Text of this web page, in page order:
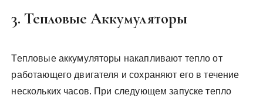
3. Тепловые Аккумуляторы
Тепловые аккумуляторы накапливают тепло от
работающего двигателя и сохраняют его в течение
нескольких часов. При следующем запуске тепло